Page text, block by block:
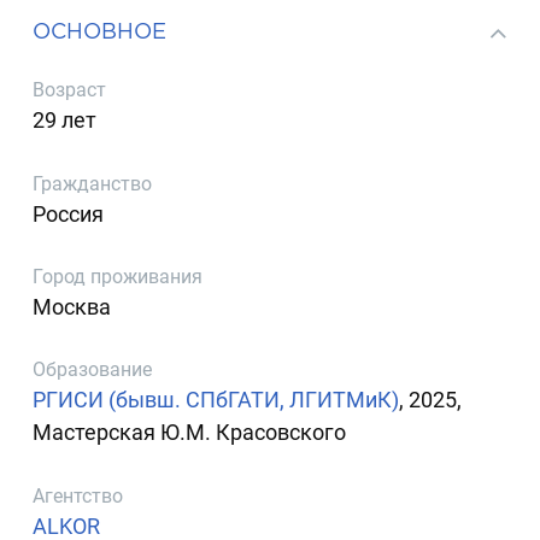
ОСНОВНОЕ
Возраст
29 лет
Гражданство
Россия
Город проживания
Москва
Образование
РГИСИ (бывш. СПбГАТИ, ЛГИТМиК), 2025,
Мастерская Ю.М. Красовского
Агентство
ALKOR